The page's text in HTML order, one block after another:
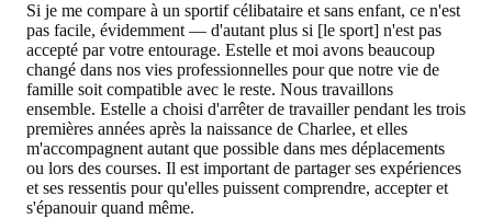
Si je me compare à un sportif célibataire et sans enfant, ce n'est
pas facile, évidemment — d'autant plus si [le sport] n'est pas
accepté par votre entourage. Estelle et moi avons beaucoup
changé dans nos vies professionnelles pour que notre vie de
famille soit compatible avec le reste. Nous travaillons
ensemble. Estelle a choisi d'arrêter de travailler pendant les trois
premières années après la naissance de Charlee, et elles
m'accompagnent autant que possible dans mes déplacements
ou lors des courses. Il est important de partager ses expériences
et ses ressentis pour qu'elles puissent comprendre, accepter et
s'épanouir quand même.